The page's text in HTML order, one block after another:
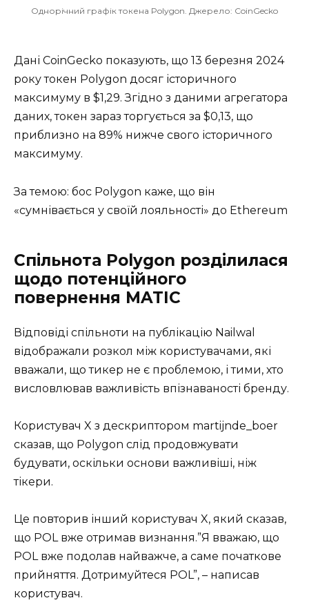
Однорічний графік токена Polygon. Джерело: CoinGecko
Дані CoinGecko показують, що 13 березня 2024
року токен Polygon досяг історичного
максимуму в $1,29. Згідно з даними агрегатора
даних, токен зараз торгується за $0,13, що
приблизно на 89% нижче свого історичного
максимуму.
За темою: бос Polygon каже, що він
«сумнівається у своїй лояльності» до Ethereum
Спільнота Polygon розділилася
щодо потенційного
повернення MATIC
Відповіді спільноти на публікацію Nailwal
відображали розкол між користувачами, які
вважали, що тикер не є проблемою, і тими, хто
висловлював важливість впізнаваності бренду.
Користувач X з дескриптором martijnde_boer
сказав, що Polygon слід продовжувати
будувати, оскільки основи важливіші, ніж
тікери.
Це повторив інший користувач X, який сказав,
що POL вже отримав визнання.”Я вважаю, що
POL вже подолав найважче, а саме початкове
прийняття. Дотримуйтеся POL”, – написав
користувач.